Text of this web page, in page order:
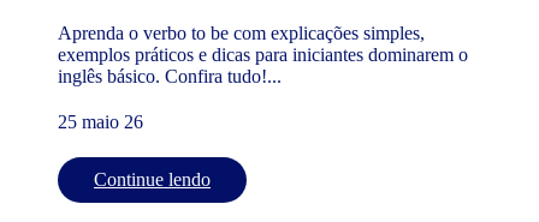
Aprenda o verbo to be com explicações simples,
exemplos práticos e dicas para iniciantes dominarem o
inglês básico. Confira tudo!...
25 maio 26
Continue lendo